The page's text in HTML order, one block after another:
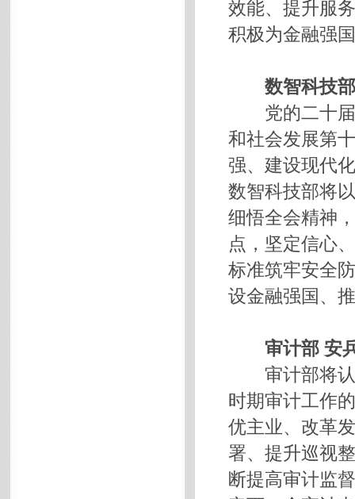
效能、提升服
积极为金融强
数智科技
党的二十届
和社会发展第
强、建设现代
数智科技部将
细悟全会精神
点，坚定信心
标准筑牢安全
设金融强国、
审计部 安
审计部将认
时期审计工作
优主业、改革
署、提升巡视
断提高审计监